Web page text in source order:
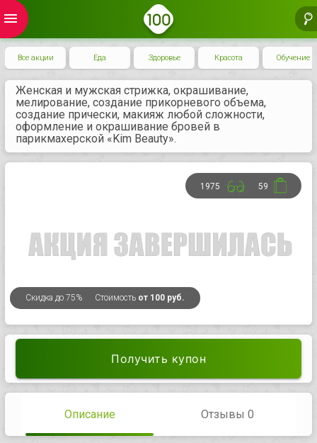
menu
Все акции Еда Здоровье Красота Обучение
Женская и мужская стрижка, окрашивание,
мелирование, создание прикорневого объема,
создание прически, макияж любой сложности,
оформление и окрашивание бровей в
парикмахерской «Kim Beauty».
Скидка до 75% Стоимость от 100 руб.
1975 59
Получить купон
Описание Отзывы 0